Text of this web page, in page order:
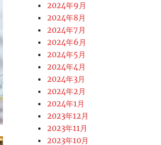
2024年9月
2024年8月
2024年7月
2024年6月
2024年5月
2024年4月
2024年3月
2024年2月
2024年1月
2023年12月
2023年11月
2023年10月